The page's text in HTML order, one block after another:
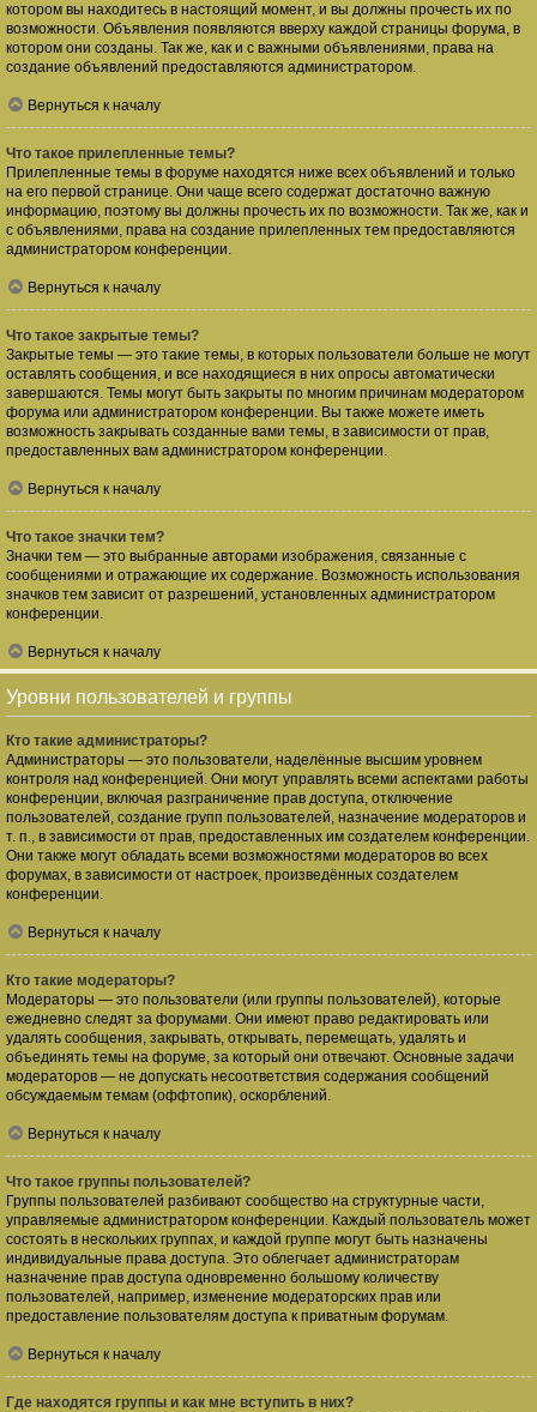
котором вы находитесь в настоящий момент, и вы должны прочесть их по
возможности. Объявления появляются вверху каждой страницы форума, в
котором они созданы. Так же, как и с важными объявлениями, права на
создание объявлений предоставляются администратором.
Вернуться к началу
Что такое прилепленные темы?
Прилепленные темы в форуме находятся ниже всех объявлений и только
на его первой странице. Они чаще всего содержат достаточно важную
информацию, поэтому вы должны прочесть их по возможности. Так же, как и
с объявлениями, права на создание прилепленных тем предоставляются
администратором конференции.
Вернуться к началу
Что такое закрытые темы?
Закрытые темы — это такие темы, в которых пользователи больше не могут
оставлять сообщения, и все находящиеся в них опросы автоматически
завершаются. Темы могут быть закрыты по многим причинам модератором
форума или администратором конференции. Вы также можете иметь
возможность закрывать созданные вами темы, в зависимости от прав,
предоставленных вам администратором конференции.
Вернуться к началу
Что такое значки тем?
Значки тем — это выбранные авторами изображения, связанные с
сообщениями и отражающие их содержание. Возможность использования
значков тем зависит от разрешений, установленных администратором
конференции.
Вернуться к началу
Уровни пользователей и группы
Кто такие администраторы?
Администраторы — это пользователи, наделённые высшим уровнем
контроля над конференцией. Они могут управлять всеми аспектами работы
конференции, включая разграничение прав доступа, отключение
пользователей, создание групп пользователей, назначение модераторов и
т. п., в зависимости от прав, предоставленных им создателем конференции.
Они также могут обладать всеми возможностями модераторов во всех
форумах, в зависимости от настроек, произведённых создателем
конференции.
Вернуться к началу
Кто такие модераторы?
Модераторы — это пользователи (или группы пользователей), которые
ежедневно следят за форумами. Они имеют право редактировать или
удалять сообщения, закрывать, открывать, перемещать, удалять и
объединять темы на форуме, за который они отвечают. Основные задачи
модераторов — не допускать несоответствия содержания сообщений
обсуждаемым темам (оффтопик), оскорблений.
Вернуться к началу
Что такое группы пользователей?
Группы пользователей разбивают сообщество на структурные части,
управляемые администратором конференции. Каждый пользователь может
состоять в нескольких группах, и каждой группе могут быть назначены
индивидуальные права доступа. Это облегчает администраторам
назначение прав доступа одновременно большому количеству
пользователей, например, изменение модераторских прав или
предоставление пользователям доступа к приватным форумам.
Вернуться к началу
Где находятся группы и как мне вступить в них?